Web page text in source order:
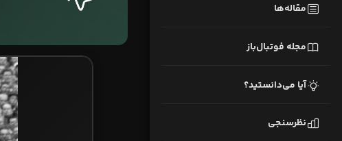
مقاله‌ها
مجله فوتبال‌باز
آیا می‌دانستید؟
نظرسنجی